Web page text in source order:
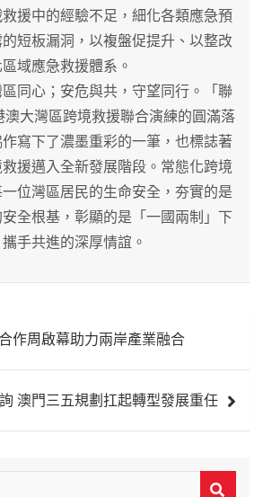
援中的經驗不足，細化各類應急預
短板漏洞，以複盤促提升、以整改
域應急救援體系。
心；安危與共，守望同行。「聯
澳大灣區跨境救援聯合演練的圓滿落
寫下了濃墨重彩的一筆，也標誌著
援邁入全新發展階段。常態化跨境
位灣區居民的生命安全，夯實的是
全根基，彰顯的是「一國兩制」下
手共進的深厚情誼。
作周啟幕助力兩岸產業融合
澳門三五規劃扛起轉型發展重任